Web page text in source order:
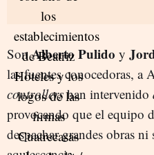
SonAlberto Pulido y
las fuentes conocedoras,
controllershan intervenido
provocando que el equipo
despachar grandes obras